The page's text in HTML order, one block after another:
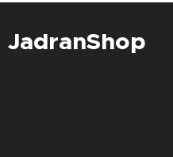
JadranShop